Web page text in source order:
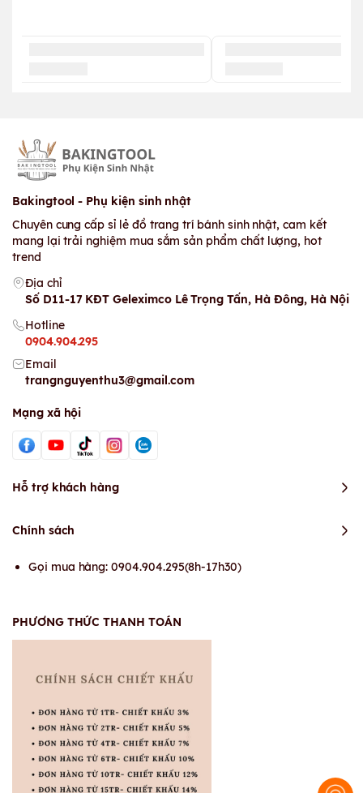
Bakingtool - Phụ kiện sinh nhật
Chuyên cung cấp sỉ lẻ đồ trang trí bánh sinh nhật, cam kết
mang lại trải nghiệm mua sắm sản phẩm chất lượng, hot
trend
Địa chỉ
Số D11-17 KĐT Geleximco Lê Trọng Tấn, Hà Đông, Hà Nội
Hotline
0904.904.295
Email
trangnguyenthu3@gmail.com
Mạng xã hội
Hỗ trợ khách hàng
Chính sách
Gọi mua hàng: 0904.904.295(8h-17h30)
PHƯƠNG THỨC THANH TOÁN